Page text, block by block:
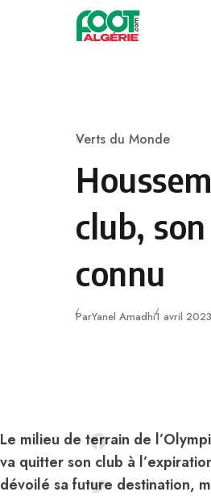
Skip to content
Category
Verts du Monde
club,
connu
ParYanel AmadhiPublié
1 avril 2023
Le milieu de terrain de
va quitter son club à
dévoilé sa future destination,